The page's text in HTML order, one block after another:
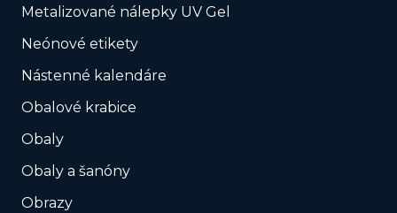
Metalizované nálepky UV Gel
Neónové etikety
Nástenné kalendáre
Obalové krabice
Obaly
Obaly a šanóny
Obrazy